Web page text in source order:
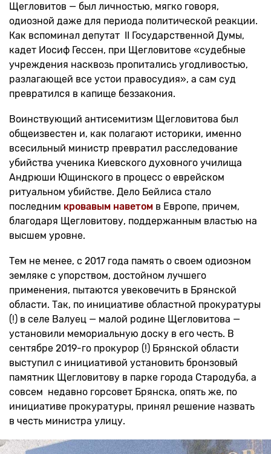
Щегловитов — был личностью, мягко говоря,
одиозной даже для периода политической реакции.
Как вспоминал депутат II Государственной Думы,
кадет Иосиф Гессен, при Щегловитове «судебные
учреждения насквозь пропитались угодливостью,
разлагающей все устои правосудия», а сам суд
превратился в капище беззакония.
Воинствующий антисемитизм Щегловитова был
общеизвестен и, как полагают историки, именно
всесильный министр превратил расследование
убийства ученика Киевского духовного училища
Андрюши Ющинского в процесс о еврейском
ритуальном убийстве. Дело Бейлиса стало
последним кровавым наветом в Европе, причем,
благодаря Щегловитову, поддержанным властью на
высшем уровне.
Тем не менее, с 2017 года память о своем одиозном
земляке с упорством, достойном лучшего
применения, пытаются увековечить в Брянской
области. Так, по инициативе областной прокуратуры
(!) в селе Валуец — малой родине Щегловитова —
установили мемориальную доску в его честь. В
сентябре 2019-го прокурор (!) Брянской области
выступил с инициативой установить бронзовый
памятник Щегловитову в парке города Стародуба, а
совсем недавно горсовет Брянска, опять же, по
инициативе прокуратуры, принял решение назвать
в честь министра улицу.